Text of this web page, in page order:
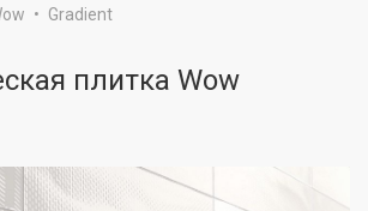
Gradient
плитка Wow